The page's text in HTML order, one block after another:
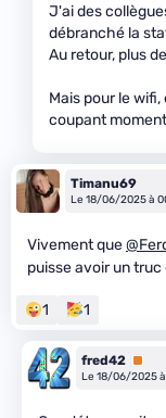
J'ai des
débranché la
Au retour, plus
Mais pour le
coupant
Timanu69
Le 18/06/2025 à
Vivement que
puisse avoir un
1 1
fred42
Le 18/06/2025